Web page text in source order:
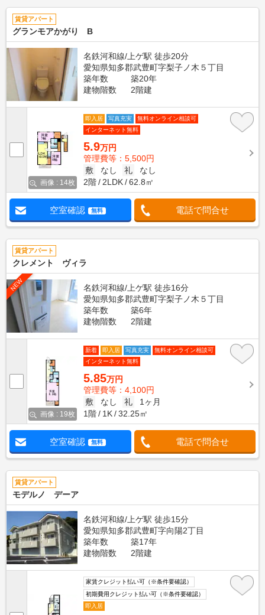
賃貸アパート
グランモアかがり B
名鉄河和線/上ゲ駅 徒歩20分
愛知県知多郡武豊町字梨子ノ木５丁目
築年数
築20年
建物階数
2階建
画像 : 14枚
即入居 写真充実
無料オンライン相談可
インターネット無料
5.9万円
管理費等：5,500円
敷
なし 礼
なし
2階
2LDK 62.8㎡
空室確認 無料 電話で問合せ
賃貸アパート
クレメント ヴィラ
NEW
名鉄河和線/上ゲ駅 徒歩16分
愛知県知多郡武豊町字梨子ノ木５丁目
築年数
築6年
建物階数
2階建
画像 : 19枚
新着 即入居 写真充実
無料オンライン相談可
インターネット無料
5.85万円
管理費等：4,100円
敷
なし 礼
1ヶ月
1階
1K 32.25㎡
空室確認 無料 電話で問合せ
賃貸アパート
モデルノ デーア
名鉄河和線/上ゲ駅 徒歩15分
愛知県知多郡武豊町字向陽2丁目
築年数
築17年
建物階数
2階建
家賃クレジット払い可（※条件要確認）
初期費用クレジット払い可（※条件要確認）
即入居